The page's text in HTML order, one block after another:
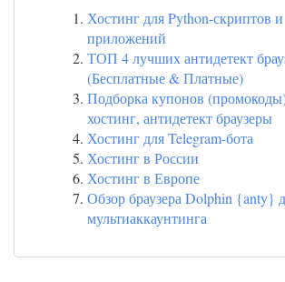
Хостинг для Python-скриптов и
приложений
ТОП 4 лучших антидетект
(Бесплатные & Платные)
Подборка купонов
хостинг, антидетект браузеры
Хостинг для Telegram-бота
Хостинг в России
Хостинг в Европе
Обзор браузера Dolphin {anty}
мультиаккаунтинга